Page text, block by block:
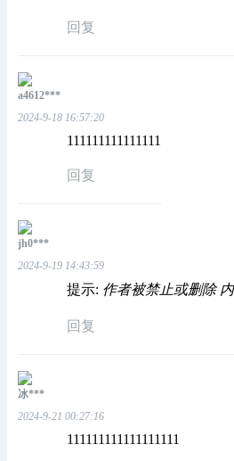
回复
a4612***
2024-9-18 16:57:20
111111111111111
回复
jh0***
2024-9-19 14:43:59
提示: 作者被禁止或删除
回复
冰***
2024-9-21 00:27:16
111111111111111111